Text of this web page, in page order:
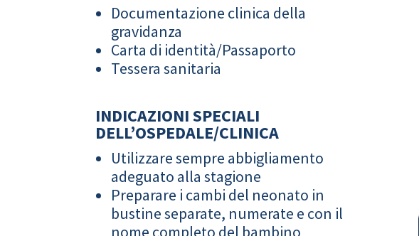
Documentazione clinica della
gravidanza
Carta di identità/Passaporto
Tessera sanitaria
INDICAZIONI SPECIALI
DELL’OSPEDALE/CLINICA
Utilizzare sempre abbigliamento
adeguato alla stagione
Preparare i cambi del neonato in
bustine separate, numerate e con il
nome completo del bambino